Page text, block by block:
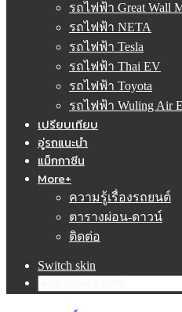
รถไฟฟ้า Great Wall
รถไฟฟ้า NETA
รถไฟฟ้า Tesla
รถไฟฟ้า Thai EV
รถไฟฟ้า Toyota
รถไฟฟ้า Wuling Air
เปรียบเทียบ
อู่รถแนะนำ
แม็กกาซีน
More+
ความรู้เรื่องรถยนต์
ตารางผ่อน-ดาวน์
ติดต่อ
Switch skin